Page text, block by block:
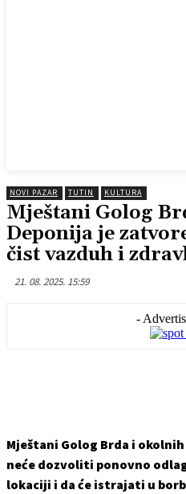
NOVI PAZAR TUTIN KULTURA
Mještani Golog
Deponija je
čist vazduh i
21. 08. 2025. 15:59
-
Mještani Golog Brda i
neće dozvoliti ponovno
lokaciji i da će istrajati u